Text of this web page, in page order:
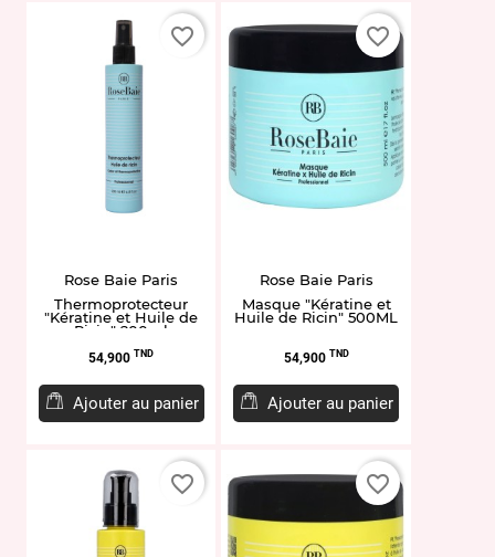
Rose Baie Paris
Thermoprotecteur
"Kératine et Huile de
Ricin" 200ml
Prix
54,900 TND
Ajouter au panier
favorite_border
Rose Baie Paris
Masque "Kératine et
Huile de Ricin" 500ML
Prix
54,900 TND
Ajouter au panier
favorite_border
favorite_border favorite_border